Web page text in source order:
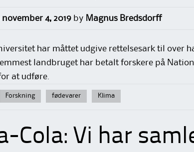
november 4, 2019 by Magnus Bredsdorff
har måttet udgive rettelsesark til over
landbruget har betalt forskere på
at udføre.
Forskning fødevarer Klima
Cola: Vi har